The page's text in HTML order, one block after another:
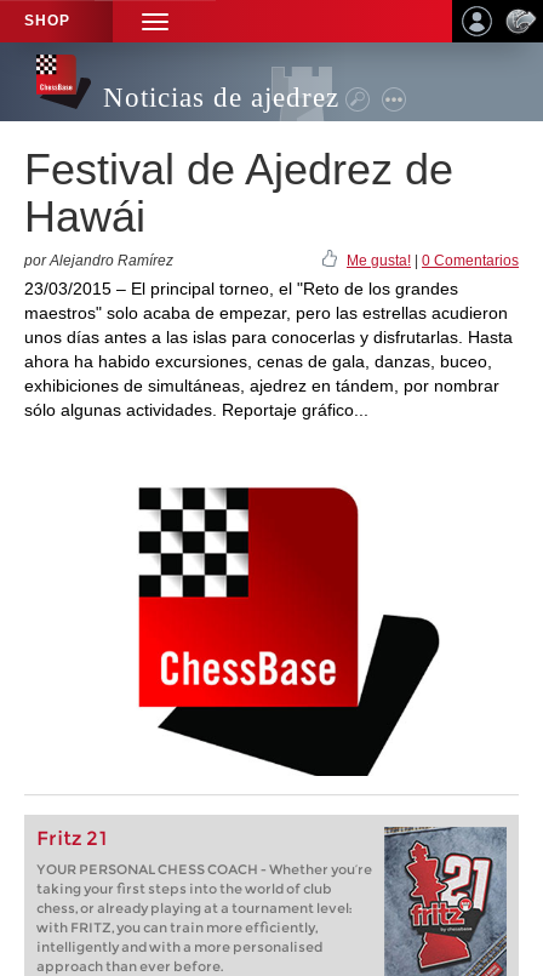
SHOP
TOGGLE
NAVIGATION
Noticias de ajedrez
Festival de Ajedrez de
Hawái
por Alejandro Ramírez Me gusta! 0 Comentarios
23/03/2015 – El principal torneo, el "Reto de los grandes
maestros" solo acaba de empezar, pero las estrellas acudieron
unos días antes a las islas para conocerlas y disfrutarlas. Hasta
ahora ha habido excursiones, cenas de gala, danzas, buceo,
exhibiciones de simultáneas, ajedrez en tándem, por nombrar
sólo algunas actividades. Reportaje gráfico...
Fritz 21
YOUR PERSONAL CHESS COACH - Whether you’re
taking your first steps into the world of club
chess, or already playing at a tournament level:
with FRITZ, you can train more efficiently,
intelligently and with a more personalised
approach than ever before.